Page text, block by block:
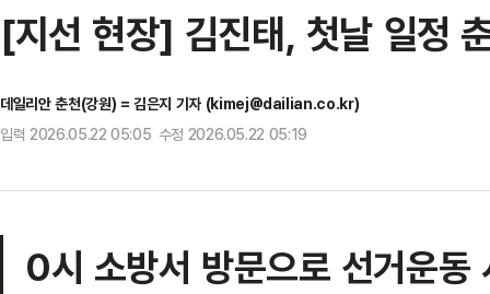
[지선 현장] 김진태, 첫날 일정
데일리안 춘천(강원) = 김은지 기자 (kimej@dailian.co.kr)
입력 2026.05.22 05:05 수정 2026.05.22 05:19
0시 소방서 방문으로 선거운동